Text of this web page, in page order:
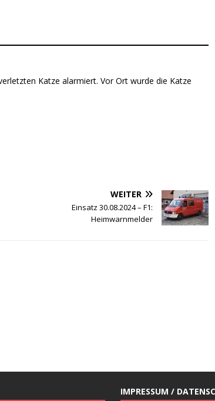
Katze alarmiert. Vor Ort wurde die Katze
WEITER
Einsatz 30.08.2024 – F1:
Heimwarnmelder
IMPRESSUM /